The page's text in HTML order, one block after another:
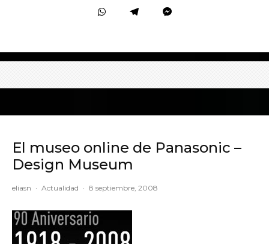
El museo online de Panasonic –
Design Museum
eliasn · Actualidad · 8 septiembre, 2008